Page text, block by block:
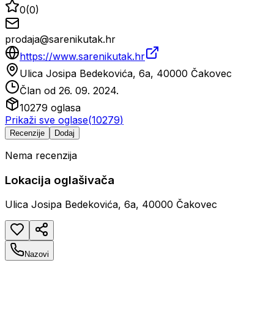
0(0)
prodaja@sarenikutak.hr
https://www.sarenikutak.hr
Ulica Josipa Bedekovića, 6a, 40000 Čakovec
Član od 26. 09. 2024.
10279 oglasa
Prikaži sve oglase(10279)
Recenzije Dodaj
Nema recenzija
Lokacija oglašivača
Ulica Josipa Bedekovića, 6a, 40000 Čakovec
Nazovi